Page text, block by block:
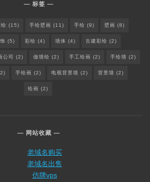
标签
(15) 手绘壁画 (11) 手绘 (9) 壁画 (8)
(5) 彩绘 (4) 墙体 (4) 古建彩绘 (2)
公司 (2) 做墙绘 (2) 手工绘画 (2) 手绘墙 (2)
手绘画 (2) 电视背景墙 (2) 背景墙 (2)
绘画 (2)
网站收藏
老域名购买
老域名出售
仿牌vps